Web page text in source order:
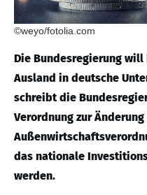
©weyo/fotolia.com
Die Bundesregierung
Ausland in deutsche
schreibt die
Verordnung zur
das nationale
werden.